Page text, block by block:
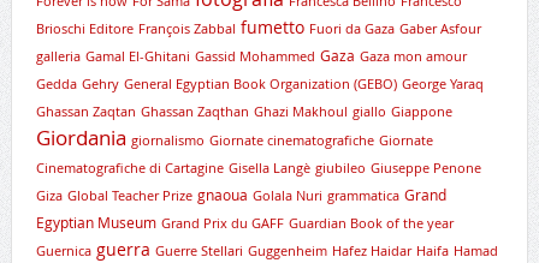
Brioschi Editore François Zabbal fumetto Fuori da Gaza Gaber Asfour
galleria Gamal El-Ghitani Gassid Mohammed Gaza Gaza mon amour
Gedda Gehry General Egyptian Book Organization (GEBO) George Yaraq
Ghassan Zaqtan Ghassan Zaqthan Ghazi Makhoul giallo Giappone
Giordania giornalismo Giornate cinematografiche Giornate
Cinematografiche di Cartagine Gisella Langè giubileo Giuseppe Penone
Giza Global Teacher Prize gnaoua Golala Nuri grammatica Grand
Egyptian Museum Grand Prix du GAFF Guardian Book of the year
Guernica guerra Guerre Stellari Guggenheim Hafez Haidar Haifa Hamad